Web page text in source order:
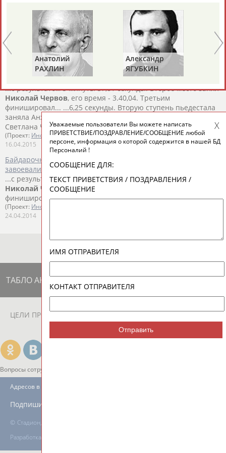
...в соревнованиях четверок, байдарочники Дмитрий Екимов
Николай Червовстали третьими на дистанции 1000
метров в...
(Проект: Информационное агентство СТАДИОН)
01.06.2015
Байдарочники Дмитрий Екимов и Юлиана Салахова -
обладатели Кубка России
...с результатом 3 минуты 37,81 секунды. Второе место занял
Николай Червов, его время - 3.40,04. Третьим
финишировал... ...6,25 секунды. Вторую ступень пьедестала
заняла Анжелика
Светлана Черниговская...
(Проект: Информационное агентство СТАДИОН)
16.04.2015
Байдарочники Василий Погребан и Светлана Черниговская
завоевали Кубок России
...с результатом 3 минуты 32,72 секунды. Второе место занял
Николай Червов, его время - 3.34,43. Третьим
финишировал Павел...
(Проект: Информационное агентство СТАДИОН
24.04.2014
ТАБЛО АКТИВНОСТИ
ЦЕЛИ ПРОЕКТА
Вопросы сотрудничества и совместной деятельности
© Стадион, 1998-2026
Разработка и поддержка ООО НАИТ «Стадион»
Адресов в новостной рассылке: 996
Подпишись
Анатолий
РАХЛИН
Александр
ЯГУБКИН
Уважаемые пользователи Вы можете написать
ПРИВЕТСТВИЕ/ПОЗДРАВЛЕНИЕ/СООБЩЕНИЕ любой
персоне, информация о которой содержится в нашей БД
Персоналий !
СООБЩЕНИЕ ДЛЯ:
ТЕКСТ ПРИВЕТСТВИЯ / ПОЗДРАВЛЕНИЯ /
СООБЩЕНИЕ
ИМЯ ОТПРАВИТЕЛЯ
КОНТАКТ ОТПРАВИТЕЛЯ
Отправить